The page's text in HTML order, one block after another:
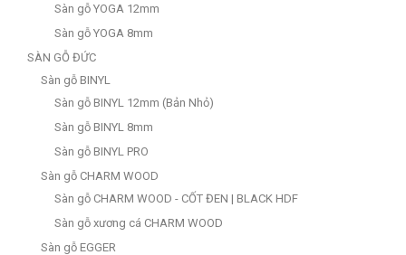
Sàn gỗ YOGA 12mm
Sàn gỗ YOGA 8mm
SÀN GỖ ĐỨC
Sàn gỗ BINYL
Sàn gỗ BINYL 12mm (Bản Nhỏ)
Sàn gỗ BINYL 8mm
Sàn gỗ BINYL PRO
Sàn gỗ CHARM WOOD
Sàn gỗ CHARM WOOD - CỐT ĐEN | BLACK HDF
Sàn gỗ xương cá CHARM WOOD
Sàn gỗ EGGER